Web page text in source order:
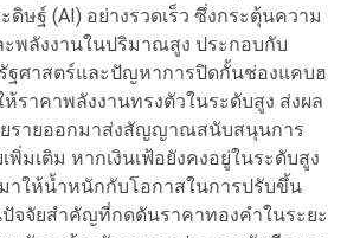
ษฐ์ (AI) อย่างรวดเร็ว ซึ่งกระตุ้นความ
พลังงานในปริมาณสูง ประกอบกับ
ฐศาสตร์และปัญหาการปิดกั้นช่องแคบฮ
ราคาพลังงานทรงตัวในระดับสูง ส่งผล
ยรายออกมาส่งสัญญาณสนับสนุนการ
พิ่มเติม หากเงินเฟ้อยังคงอยู่ในระดับสูง
าให้น้ำหนักกับโอกาสในการปรับขึ้น
ปัจจัยสำคัญที่กดดันราคาทองคำในระยะ